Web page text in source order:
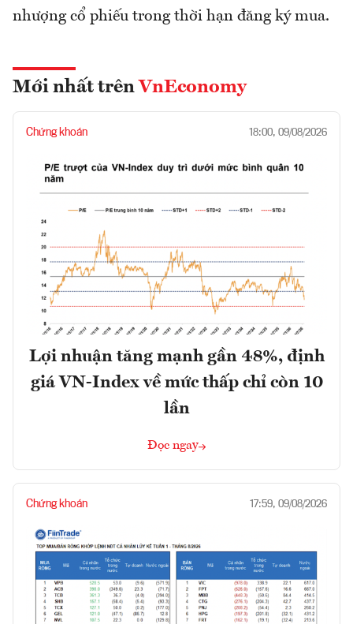
nhượng cổ phiếu trong thời hạn đăng ký mua.
Mới nhất trên VnEconomy
Chứng khoán 18:00, 09/08/2026
Lợi nhuận tăng mạnh gần 48%, định
giá VN-Index về mức thấp chỉ còn 10
lần
Đọc ngay
Chứng khoán 17:59, 09/08/2026